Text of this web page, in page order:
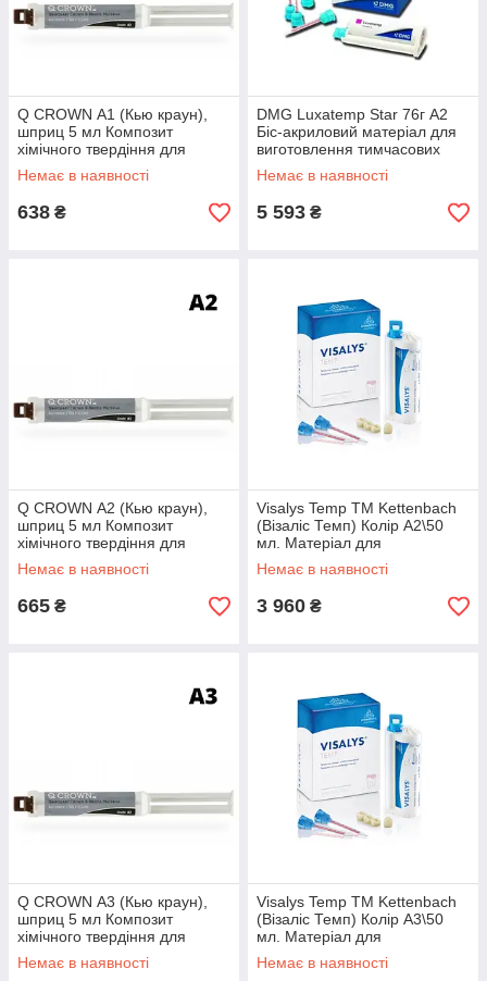
Q CROWN А1 (Кью краун),
шприц 5 мл Композит
хімічного твердіння для
виготовлення тимчасових
коронок
Немає в наявності
638 ₴
DMG Luxatemp Star 76г А2
Біс-акриловий матеріал для
виготовлення тимчасових
коронок
Немає в наявності
5 593 ₴
Q CROWN А2 (Кью краун),
шприц 5 мл Композит
хімічного твердіння для
виготовлення тимчасових
коронок
Немає в наявності
665 ₴
Visalys Temp ТМ Kettenbach
(Візаліс Темп) Колір А2\50
мл. Матеріал для
виготовлення тимчасових
коронок
Немає в наявності
3 960 ₴
Q CROWN А3 (Кью краун),
шприц 5 мл Композит
хімічного твердіння для
виготовлення тимчасових
коронок
Немає в наявності
Visalys Temp ТМ Kettenbach
(Візаліс Темп) Колір А3\50
мл. Матеріал для
виготовлення тимчасових
коронок
Немає в наявності